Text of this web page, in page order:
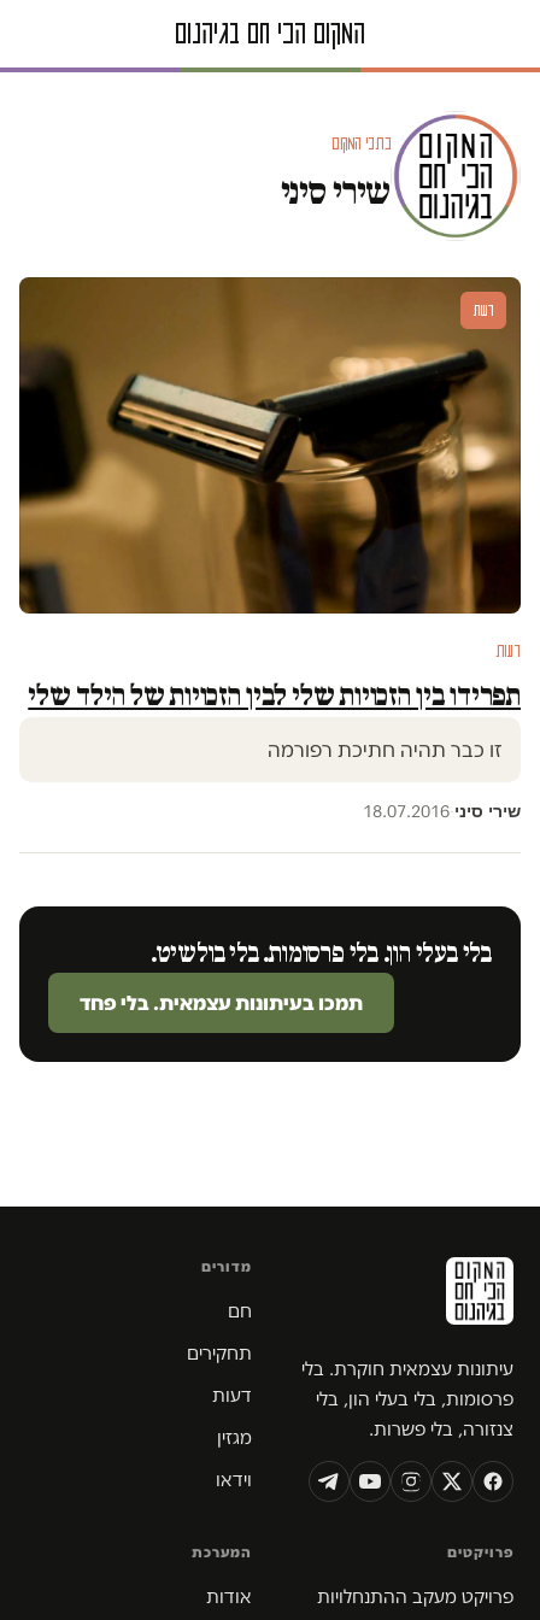
כתבי המקום
שירי סיני
דעות
דעות
תפרידו בין הזכויות שלי לבין הזכויות של הילד שלי
זו כבר תהיה חתיכת רפורמה
שירי סיני·
18.07.2016
בלי בעלי הון. בלי פרסומות. בלי בולשיט.
תמכו בעיתונות עצמאית. בלי פחד
עיתונות עצמאית חוקרת. בלי
פרסומות, בלי בעלי הון, בלי
צנזורה, בלי פשרות.
מדורים
חם
תחקירים
דעות
מגזין
וידאו
פרויקטים
פרויקט מעקב ההתנחלויות
המערכת
אודות